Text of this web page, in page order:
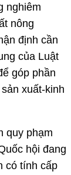
nghiêm
nông
định cần
của Luật
góp phần
xuất-kinh
quy phạm
hội đang
có tính cấp